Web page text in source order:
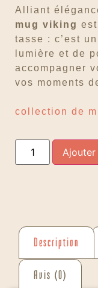
Alliant
mug viking
tasse : c’est
lumière et de
accompagner
vos moments
collection de
Ajouter
Description
Avis (0)